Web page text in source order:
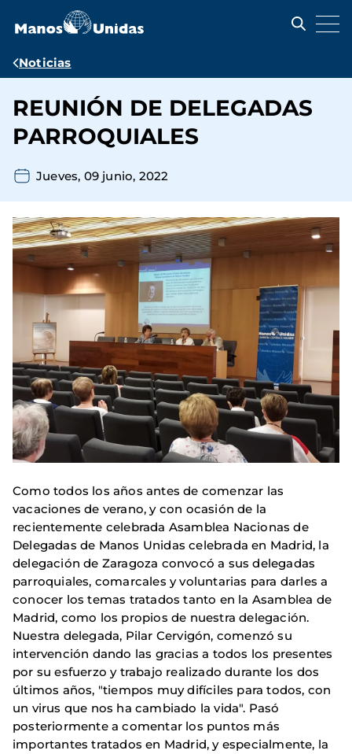
contenido
Ruta
navegación
Noticias
REUNIÓN DE DELEGADAS
PARROQUIALES
Jueves, 09 junio, 2022
Como todos los años antes de comenzar las
vacaciones de verano, y con ocasión de la
recientemente celebrada Asamblea Nacionas de
Delegadas de Manos Unidas celebrada en Madrid, la
delegación de Zaragoza convocó a sus delegadas
parroquiales, comarcales y voluntarias para darles a
conocer los temas tratados tanto en la Asamblea de
Madrid, como los propios de nuestra delegación.
Nuestra delegada, Pilar Cervigón, comenzó su
intervención dando las gracias a todos los presentes
por su esfuerzo y trabajo realizado durante los dos
últimos años, "tiempos muy difíciles para todos, con
un virus que nos ha cambiado la vida". Pasó
posteriormente a comentar los puntos más
importantes tratados en Madrid, y especialmente, la